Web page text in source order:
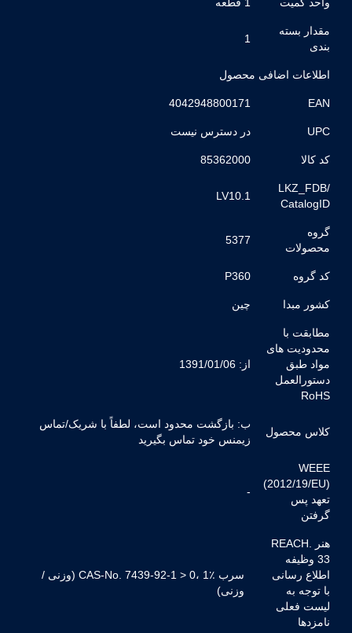
مقدار بسته
بندی
1
اطلاعات اضافی محصول
EAN
4042948800171
UPC در دسترس نیست
کد کالا 85362000
LKZ_FDB/
CatalogID
LV10.1
گروه
محصولات
5377
کد گروه P360
کشور مبدا چین
مطابقت با
محدودیت های
مواد طبق
دستورالعمل
RoHS
از: 1391/01/06
کلاس محصول
ب: بازگشت محدود است، لطفاً با شریک/تماس
زیمنس خود تماس بگیرید
WEEE
(2012/19/EU)
تعهد پس
گرفتن
-
هنر REACH.
33 وظیفه
اطلاع رسانی
با توجه به
لیست فعلی
نامزدها
سرب CAS-No. 7439-92-1 > 0، 1٪ (وزنی /
وزنی)